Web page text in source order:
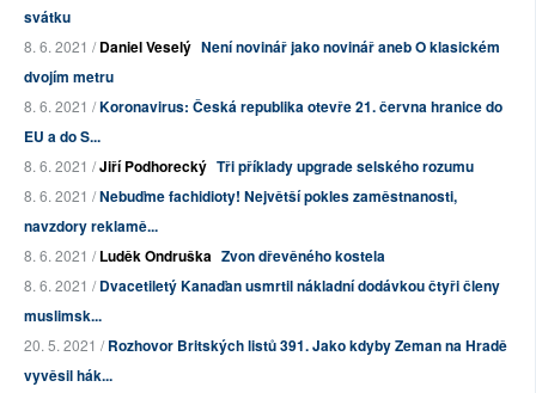
svátku
8. 6. 2021 /Daniel Veselý Není novinář jako novinář aneb O klasickém
dvojím metru
8. 6. 2021 /Koronavirus: Česká republika otevře 21. června hranice do
EU a do S...
8. 6. 2021 /Jiří Podhorecký Tři příklady upgrade selského rozumu
8. 6. 2021 /Nebuďme fachidioty! Největší pokles zaměstnanosti,
navzdory reklamě...
8. 6. 2021 /Luděk Ondruška Zvon dřevěného kostela
8. 6. 2021 /Dvacetiletý Kanaďan usmrtil nákladní dodávkou čtyři členy
muslimsk...
20. 5. 2021 /Rozhovor Britských listů 391. Jako kdyby Zeman na Hradě
vyvěsil hák...